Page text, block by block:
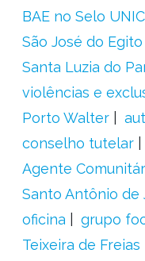
BAE no Selo
São José do Egito
Santa Luzia do
violências e
Porto Walter
conselho tutelar
Agente
Santo Antônio de
oficina
grupo
Teixeira de Freias